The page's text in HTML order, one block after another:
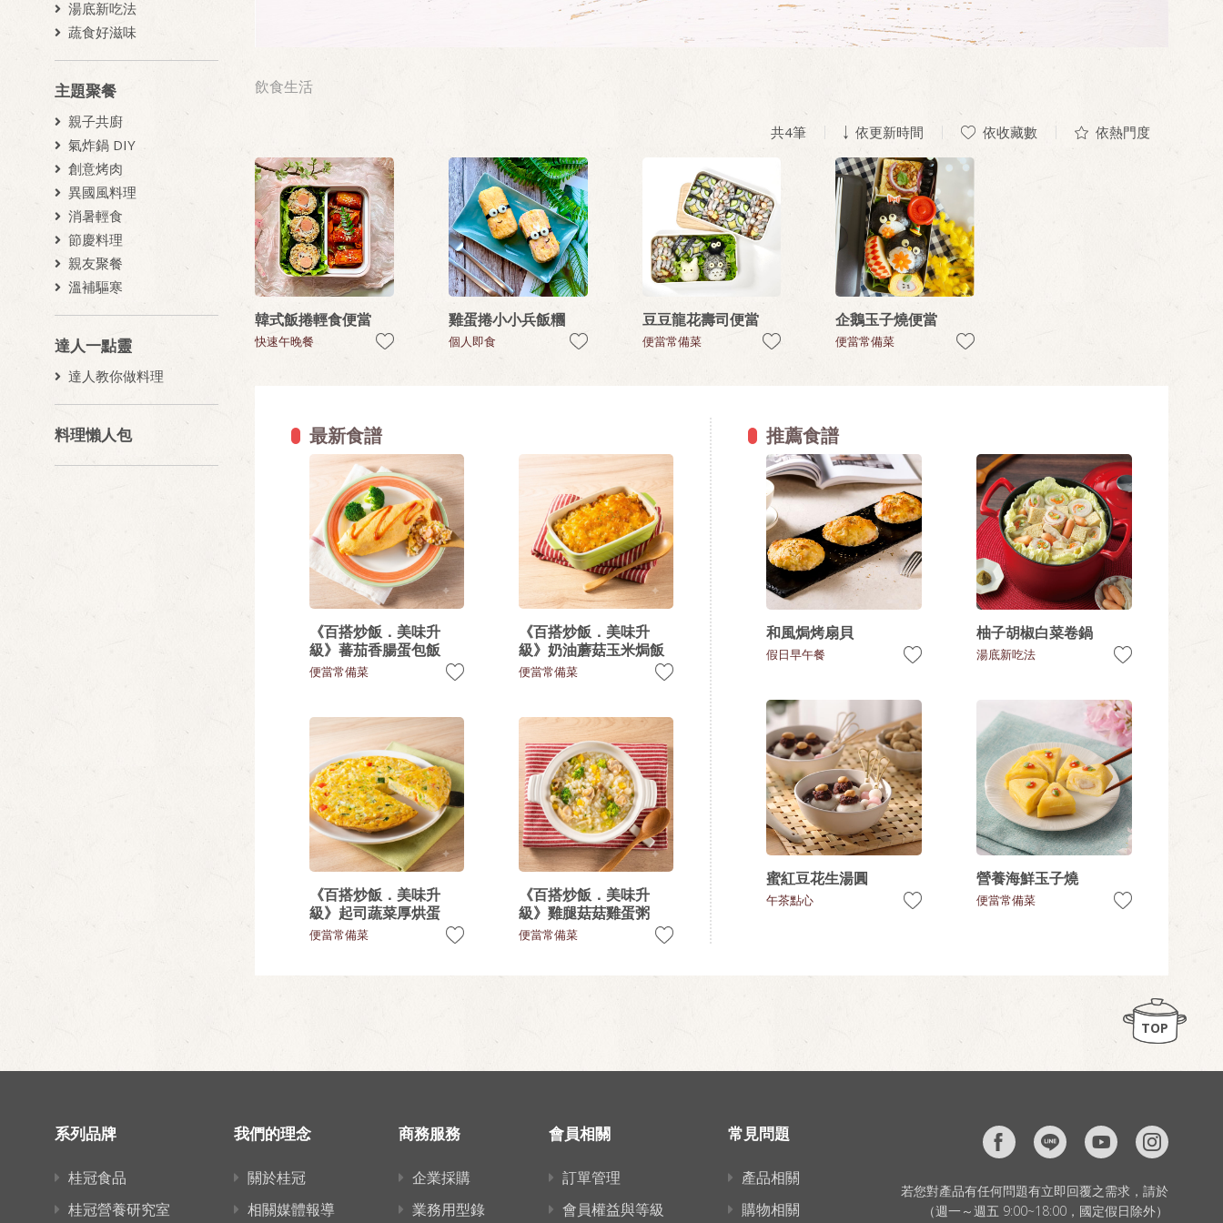
湯底新吃法
蔬食好滋味
主題聚餐
親子共廚
氣炸鍋 DIY
創意烤肉
異國風料理
消暑輕食
節慶料理
親友聚餐
溫補驅寒
達人一點靈
達人教你做料理
料理懶人包
飲食生活
共4筆 依更新時間 依收藏數 依熱門度
韓式飯捲輕食便當
快速午晚餐
雞蛋捲小小兵飯糰
個人即食
豆豆龍花壽司便當
便當常備菜
企鵝玉子燒便當
便當常備菜
最新食譜
《百搭炒飯．美味升
級》蕃茄香腸蛋包飯
便當常備菜
《百搭炒飯．美味升
級》奶油蘑菇玉米焗飯
便當常備菜
《百搭炒飯．美味升
級》起司蔬菜厚烘蛋
便當常備菜
《百搭炒飯．美味升
級》雞腿菇菇雞蛋粥
便當常備菜
推薦食譜
和風焗烤扇貝
假日早午餐
柚子胡椒白菜卷鍋
湯底新吃法
蜜紅豆花生湯圓
午茶點心
營養海鮮玉子燒
便當常備菜
TOP
系列品牌
桂冠食品
桂冠營養研究室
我們的理念
關於桂冠
相關媒體報導
商務服務
企業採購
業務用型錄
會員相關
訂單管理
會員權益與等級
常見問題
產品相關
購物相關
若您對產品有任何問題有立即回覆之需求，請於
（週一～週五 9:00~18:00，國定假日除外）